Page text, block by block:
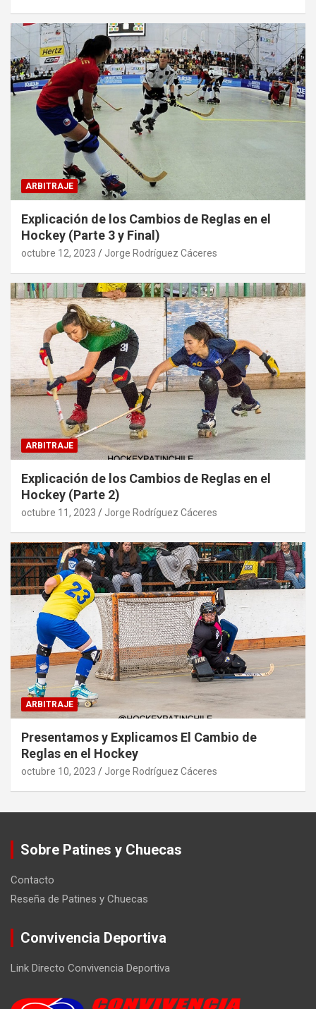
ARBITRAJE
Explicación de los Cambios de Reglas en el
Hockey (Parte 3 y Final)
octubre 12, 2023 Jorge Rodríguez Cáceres
ARBITRAJE
Explicación de los Cambios de Reglas en el
Hockey (Parte 2)
octubre 11, 2023 Jorge Rodríguez Cáceres
ARBITRAJE
Presentamos y Explicamos El Cambio de
Reglas en el Hockey
octubre 10, 2023 Jorge Rodríguez Cáceres
Sobre Patines y Chuecas
Contacto
Reseña de Patines y Chuecas
Convivencia Deportiva
Link Directo Convivencia Deportiva